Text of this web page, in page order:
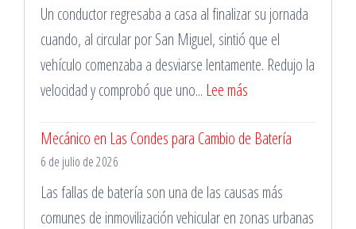
Durante
la
Madrugada
Un conductor regresaba a casa al finalizar su jornada
cuando, al circular por San Miguel, sintió que el
vehículo comenzaba a desviarse lentamente. Redujo la
velocidad y comprobó que uno... Lee más
de
en
Santiago
Mecánico en Las Condes para Cambio de Batería
6 de julio de 2026
Las fallas de batería son una de las causas más
comunes de inmovilización vehicular en zonas urbanas